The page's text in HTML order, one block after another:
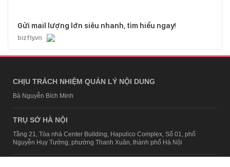
Gửi mail lượng lớn siêu nhanh, tìm hiểu ngay!
bizfly.vn
CHỊU TRÁCH NHIỆM QUẢN LÝ NỘI DUNG
Bà Nguyễn Bích Minh
TRỤ SỞ HÀ NỘI
Tầng 21, Tòa nhà Center Building, Hapulico Complex, Số 01, phố
Nguyễn Huy Tưởng, phường Thanh Xuân, thành phố Hà Nội